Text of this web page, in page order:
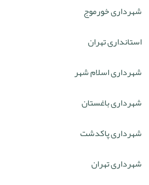
شهرداری خورموج
استانداری تهران
شهرداری اسلام شهر
شهرداری باغستان
شهرداری پاکدشت
شهرداری تهران